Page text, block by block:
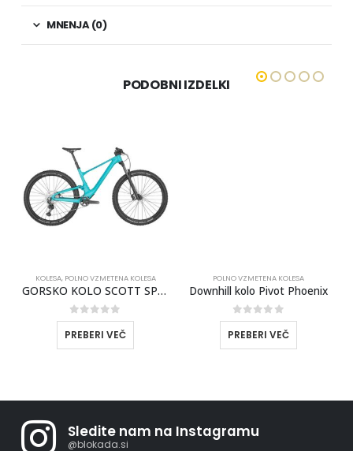
MNENJA (0)
PODOBNI IZDELKI
KOLESA, POLNO VZMETENA KOLESA
GORSKO KOLO SCOTT SPARK 960 MODER 2025
0out of 5
PREBERI VEČ
POLNO VZMETENA KOLESA
Downhill kolo Pivot Phoenix
0out of 5
PREBERI VEČ
Sledite nam na Instagramu
@blokada.si